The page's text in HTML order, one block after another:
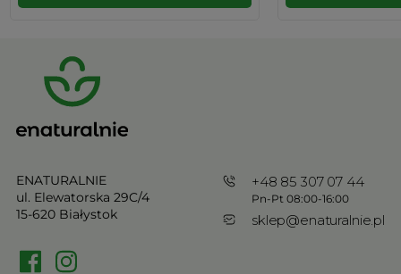
ENATURALNIE
ul. Elewatorska 29C/4
15-620 Białystok
+48 85 307 07 44
Pn-Pt 08:00-16:00
sklep@enaturalnie.pl